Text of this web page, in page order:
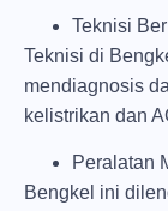
Teknisi
Teknisi di
mendiagnosis
kelistrikan dan
Peralatan
Bengkel ini